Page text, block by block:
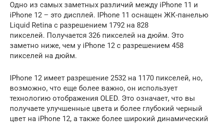
Одно из самых заметных различий между iPhone 11 и
iPhone 12 – это дисплей. IPhone 11 оснащен ЖК-панелью
Liquid Retina с разрешением 1792 на 828
пикселей. Получается 326 пикселей на дюйм. Это
заметно ниже, чем у iPhone 12 с разрешением 458
пикселей на дюйм.
IPhone 12 имеет разрешение 2532 на 1170 пикселей, но,
возможно, что еще более важно, он использует
технологию отображения OLED. Это означает, что вы
получаете улучшенные цвета и более глубокий черный
цвет на iPhone 12, а также более широкий динамический